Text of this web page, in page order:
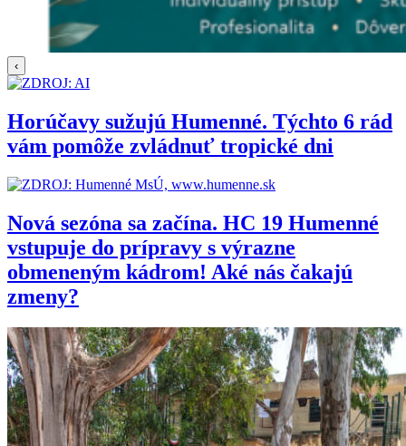
‹
Horúčavy sužujú Humenné. Týchto 6 rád
vám pomôže zvládnuť tropické dni
Nová sezóna sa začína. HC 19 Humenné
vstupuje do prípravy s výrazne
obmeneným kádrom! Aké nás čakajú
zmeny?